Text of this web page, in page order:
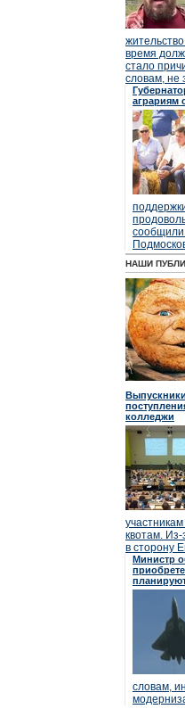
время
стало
словам, не
аграриям
сообщили
НАШИ
колледжи
квотам. Из-
в сторону
Министр
словам,